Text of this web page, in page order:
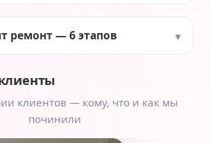
ремонт — 6 этапов
клиентов — кому, что и как мы
починили